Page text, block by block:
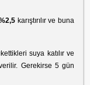
karıştırılır ve buna
suya katılır ve
Gerekirse 5 gün